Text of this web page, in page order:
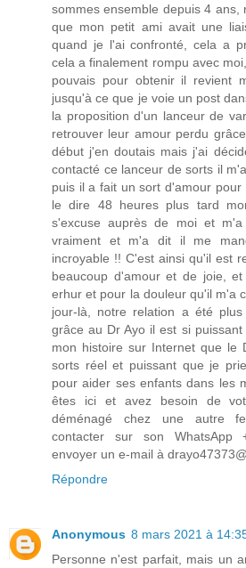
sommes ensemble depuis 4 ans,
que mon petit ami avait une
quand je l'ai confronté, cela a
cela a finalement rompu avec
pouvais pour obtenir il revient
jusqu'à ce que je voie un post
la proposition d'un lanceur de
retrouver leur amour perdu
début j'en doutais mais j'ai
contacté ce lanceur de sorts il
puis il a fait un sort d'amour
le dire 48 heures plus tard
s'excuse auprès de moi et
vraiment et m'a dit il me
incroyable !! C'est ainsi qu'il est
beaucoup d'amour et de joie,
erhur et pour la douleur qu'il m'a
jour-là, notre relation a été
grâce au Dr Ayo il est si
mon histoire sur Internet que le
sorts réel et puissant que je
pour aider ses enfants dans les
êtes ici et avez besoin de
déménagé chez une autre
contacter sur son WhatsApp
envoyer un e-mail à
Répondre
Anonymous 8 mars 2021 à
Personne n'est parfait, mais un